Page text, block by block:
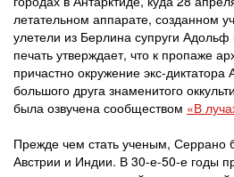
летательном аппарате, созданном
улетели из Берлина супруги
печать утверждает, что к пропаже
причастно окружение экс-диктатора
большого друга знаменитого
была озвучена сообществом «В
Прежде чем стать ученым, Серрано
Австрии и Индии. В 30-е-50-е годы